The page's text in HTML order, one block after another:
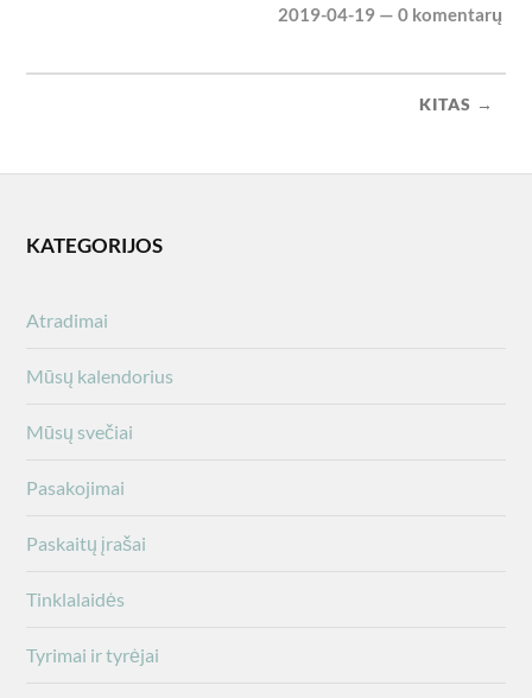
2019-04-19 —0 komentarų
KITAS →
KATEGORIJOS
Atradimai
Mūsų kalendorius
Mūsų svečiai
Pasakojimai
Paskaitų įrašai
Tinklalaidės
Tyrimai ir tyrėjai